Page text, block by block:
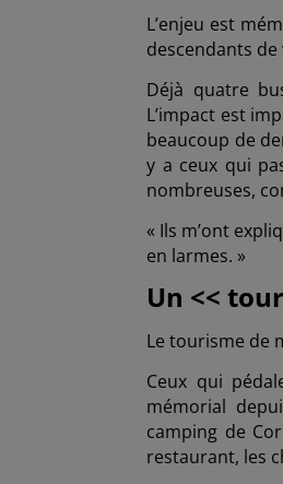
L’enjeu est
descendants
Déjà quatre
L’impact est
beaucoup de
y a ceux qui
nombreuses,
« Ils m’ont
en larmes. »
Un <<
Le tourisme de
Ceux qui
mémorial
camping de
restaurant, les